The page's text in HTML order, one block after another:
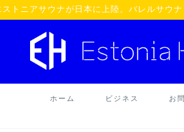
トニアサウナが日本に上陸。バレルサウ
ホーム ビジネス お